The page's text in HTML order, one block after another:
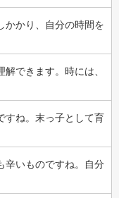
かかり、自分の時間を
できます。時には、
すね。末っ子として育
辛いものですね。自分